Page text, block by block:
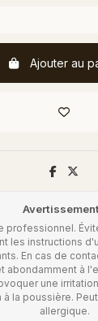
Ajouter au
professionnel.
les instructions
En cas de
abondamment à
une
à la poussière.
allergique.